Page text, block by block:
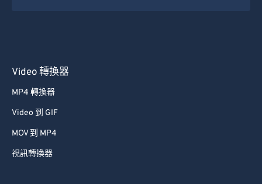
Video 轉換器
MP4 轉換器
Video 到 GIF
MOV 到 MP4
視訊轉換器